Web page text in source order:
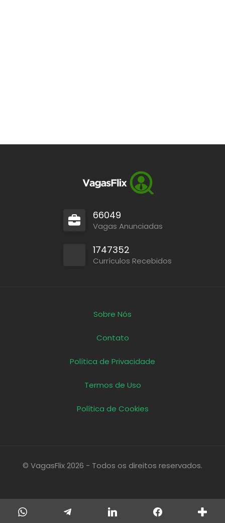
66049
Vagas Anunciadas
1747352
Currículos Recebidos
Sobre Nós
Contato
Política de Privacidade
Termos de Uso
Política de Cookies
© VagasFlix 2026 - Todos os direitos reservados.